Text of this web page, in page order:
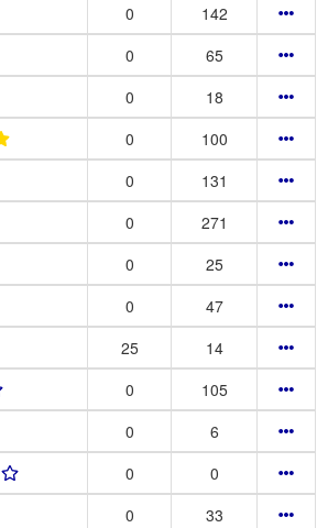
0
142
0
65
0
18
0
100
0
131
0
271
0
25
0
47
25
14
0
105
0
6
0
0
0
33